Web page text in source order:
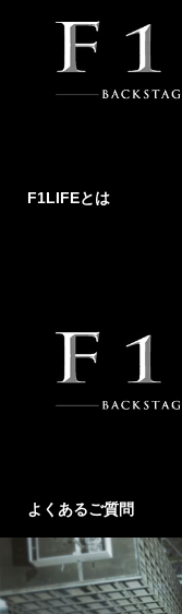
F1LIFEとは
よくあるご質問